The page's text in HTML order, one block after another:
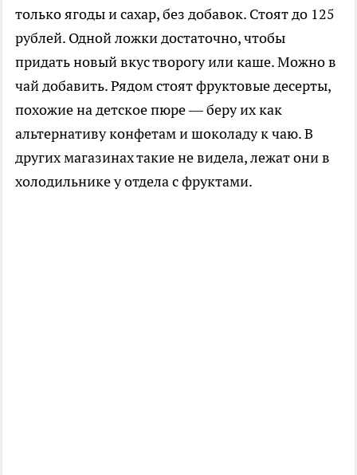
только ягоды и сахар, без добавок. Стоят до 125
рублей. Одной ложки достаточно, чтобы
придать новый вкус творогу или каше. Можно в
чай добавить. Рядом стоят фруктовые десерты,
похожие на детское пюре — беру их как
альтернативу конфетам и шоколаду к чаю. В
других магазинах такие не видела, лежат они в
холодильнике у отдела с фруктами.